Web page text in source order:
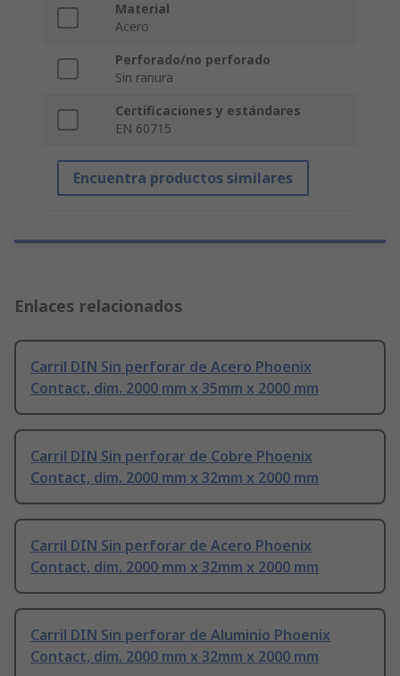
Material
Acero
Perforado/no perforado
Sin ranura
Certificaciones y estándares
EN 60715
Encuentra productos similares
Enlaces relacionados
Carril DIN Sin perforar de Acero Phoenix
Contact, dim. 2000 mm x 35mm x 2000 mm
Carril DIN Sin perforar de Cobre Phoenix
Contact, dim. 2000 mm x 32mm x 2000 mm
Carril DIN Sin perforar de Acero Phoenix
Contact, dim. 2000 mm x 32mm x 2000 mm
Carril DIN Sin perforar de Aluminio Phoenix
Contact, dim. 2000 mm x 32mm x 2000 mm